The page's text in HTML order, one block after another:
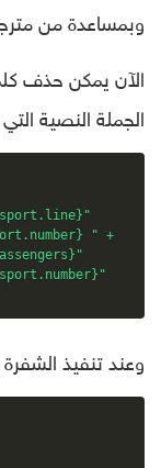
وبمساعدة من
الجملة النصية
" +
وعند تنفيذ